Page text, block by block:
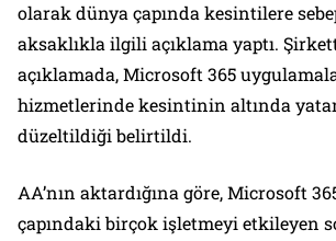
olarak dünya çapında kesintilere
aksaklıkla ilgili açıklama yaptı.
açıklamada, Microsoft 365
hizmetlerinde kesintinin altında
düzeltildiği belirtildi.
AA’nın aktardığına göre, Microsoft
çapındaki birçok işletmeyi etkileyen